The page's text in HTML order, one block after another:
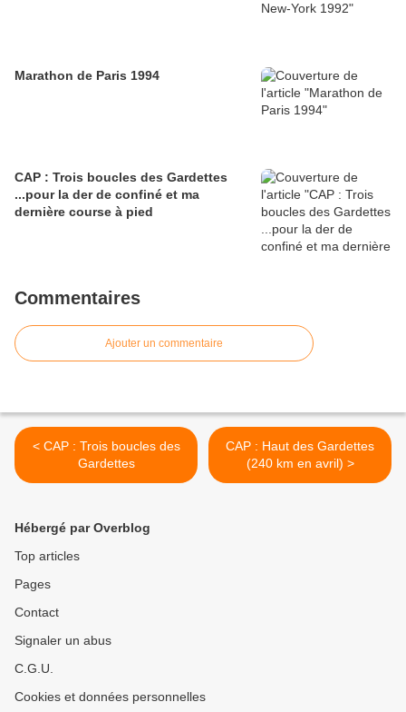
Marathon de Paris 1994
CAP : Trois boucles des Gardettes
...pour la der de confiné et ma
dernière course à pied
Commentaires
Ajouter un commentaire
< CAP : Trois boucles des
Gardettes
CAP : Haut des Gardettes
(240 km en avril) >
Hébergé par Overblog
Top articles
Pages
Contact
Signaler un abus
C.G.U.
Cookies et données personnelles